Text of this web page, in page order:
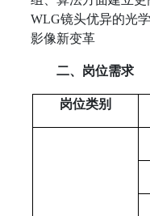
WLG镜头优异的光
影像新变革
二、岗位需求
岗位类别